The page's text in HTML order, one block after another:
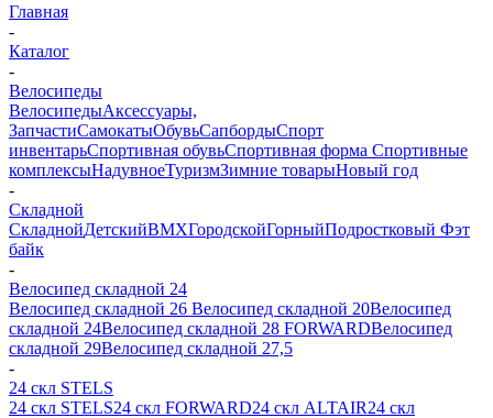
Главная
-
Каталог
-
Велосипеды
ВелосипедыАксессуары,
ЗапчастиСамокатыОбувьСапбордыСпорт
инвентарьСпортивная обувьСпортивная форма Спортивные
комплексыНадувноеТуризмЗимние товарыНовый год
-
Складной
СкладнойДетскийBMXГородскойГорныйПодростковый Фэт
байк
-
Велосипед складной 24
Велосипед складной 26 Велосипед складной 20Велосипед
складной 24Велосипед складной 28 FORWARDВелосипед
складной 29Велосипед складной 27,5
-
24 скл STELS
24 скл STELS24 скл FORWARD24 скл ALTAIR24 скл